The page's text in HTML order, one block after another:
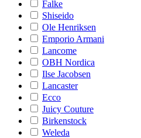
Falke
Shiseido
Ole Henriksen
Emporio Armani
Lancome
OBH Nordica
Ilse Jacobsen
Lancaster
Ecco
Juicy Couture
Birkenstock
Weleda